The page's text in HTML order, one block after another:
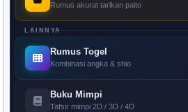
Rumus akurat tarikan paito
LAINNYA
Rumus Togel
Kombinasi angka & shio
Buku Mimpi
Tafsir mimpi 2D / 3D / 4D